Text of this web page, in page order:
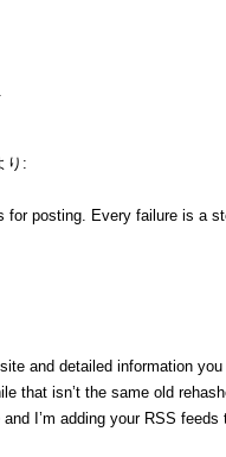
り:
for posting. Every failure is a
and detailed information you
that isn’t the same old
I’m adding your RSS